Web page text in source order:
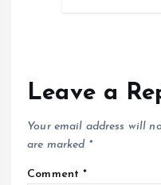
Leave a
Your email address will
are marked *
Comment*